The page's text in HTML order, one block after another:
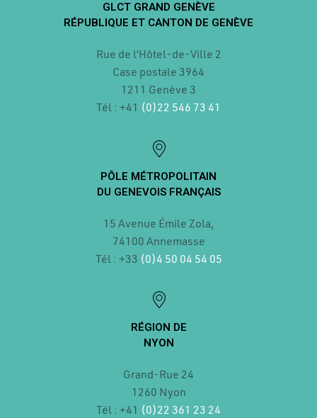
GLCT GRAND GENÈVE
RÉPUBLIQUE ET CANTON DE GENÈVE
Rue de l’Hôtel-de-Ville 2
Case postale 3964
1211 Genève 3
Tél : +41 (0)22 546 73 41
PÔLE MÉTROPOLITAIN
DU GENEVOIS FRANÇAIS
15 Avenue Émile Zola,
74100 Annemasse
Tél : +33 (0)4 50 04 54 05
RÉGION DE
NYON
Grand-Rue 24
1260 Nyon
Tél : +41 (0)22 361 23 24